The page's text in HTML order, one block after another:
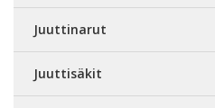
Juuttinarut
Juuttisäkit